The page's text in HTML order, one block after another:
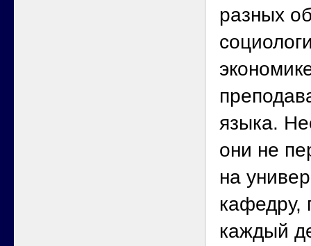
разных
языка.
они не
на
кафедру,
каждый